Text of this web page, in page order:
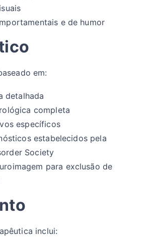
e de humor
em:
detalhada
completa
específicos
estabelecidos pela
Society
para exclusão de
inclui: